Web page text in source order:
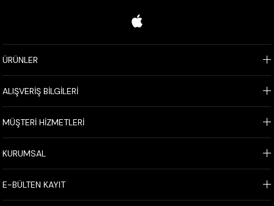
ÜRÜNLER
ALIŞVERİŞ BİLGİLERİ
MÜŞTERİ HİZMETLERİ
KURUMSAL
E-BÜLTEN KAYIT